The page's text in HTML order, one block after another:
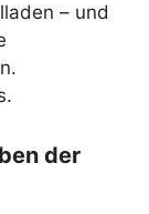
– und
der